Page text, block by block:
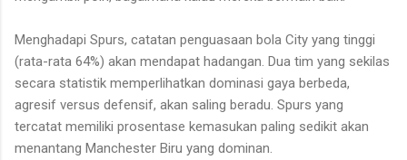
Menghadapi Spurs, catatan penguasaan bola City yang tinggi
(rata-rata 64%) akan mendapat hadangan. Dua tim yang sekilas
secara statistik memperlihatkan dominasi gaya berbeda,
agresif versus defensif, akan saling beradu. Spurs yang
tercatat memiliki prosentase kemasukan paling sedikit akan
menantang Manchester Biru yang dominan.